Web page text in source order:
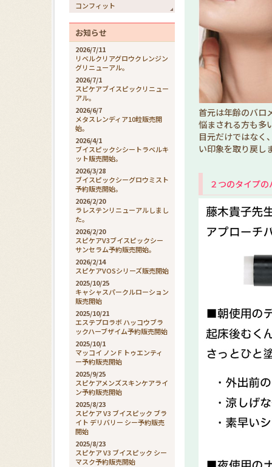
コンフィット
お知らせ
2026/7/11
リベルクリアグロウクレンジン
グリニューアル。
2026/7/1
スピケアブイスピックリニュー
アル。
2026/6/7
メタスレンディア10粒販売開
始。
2026/4/1
ブイスピックシシートラベルキ
ット販売開始。
2026/3/28
ブイスピックシーグロウミスト
予約販売開始。
2026/2/20
ラレステンリニューアルしまし
た。
2026/2/20
スピケアV3ブイスピックシー
サンセラム予約販売開始。
2026/2/14
スピケアVOSシリーズ販売開始
2025/10/25
キャシャスパークルローション
販売開始
2025/10/21
エステプロラボ ハッコウブラ
ックハーブザイム予約販売開始
2025/10/1
マッコイ ノンＦトゥエンティ
ー予約販売開始
2025/9/25
スピケアメンズスキンケアライ
ン予約販売開始
2025/8/23
スピケア V3 ブイスピック ブラ
イト デリバリー シー予約販売
開始
2025/8/23
スピケア V3 ブイスピック シー
マスク予約販売開始
首元は年齢のバロ
悩まされる方も多
目元だけではなく
い印象を取り戻し
２つのタイプ